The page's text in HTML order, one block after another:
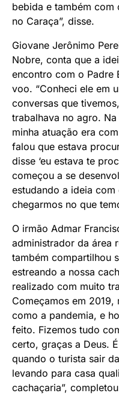
bebida e também com
no Caraça”, disse.
Giovane Jerônimo
Nobre, conta que a
encontro com o Padre
voo. “Conheci ele em
conversas que
trabalhava no agro.
minha atuação era
falou que estava
disse ‘eu estava te
começou a se
estudando a ideia
chegarmos no que
O irmão Admar
administrador da área
também compartilhou
estreando a nossa
realizado com muito
Começamos em
como a pandemia, e
feito. Fizemos tudo
certo, graças a Deus.
quando o turista sair
levando para casa
cachaçaria”,